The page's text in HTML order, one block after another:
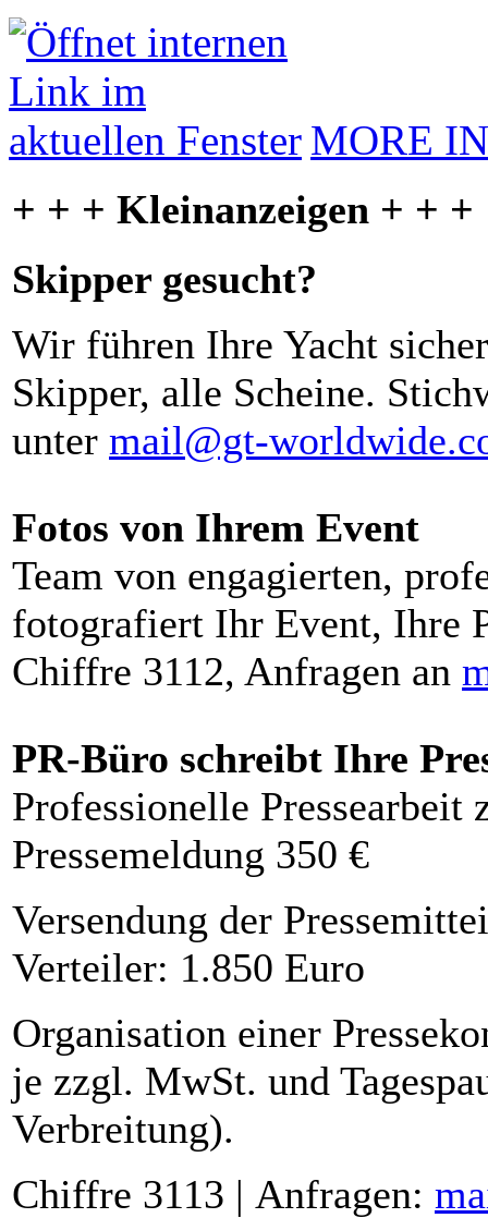
MORE
+ + + Kleinanzeigen + + +
Skipper gesucht?
Wir führen Ihre Yacht
Skipper, alle Scheine.
unter mail@gt-
Fotos von Ihrem Event
Team von engagierten,
fotografiert Ihr Event, Ihre
Chiffre 3112, Anfragen an
PR-Büro schreibt Ihre
Professionelle Pressearbeit
Pressemeldung 350 €
Versendung der
Verteiler: 1.850 Euro
Organisation einer
je zzgl. MwSt. und
Verbreitung).
Chiffre 3113 | Anfragen: